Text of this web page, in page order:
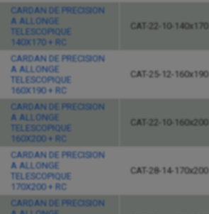
CARDAN DE PRECISION
A ALLONGE
TELESCOPIQUE
140X170 + RC
CAT-22-10-140x170
CARDAN DE PRECISION
A ALLONGE
TELESCOPIQUE
160X190 + RC
CAT-25-12-160x190
CARDAN DE PRECISION
A ALLONGE
TELESCOPIQUE
160X200 + RC
CAT-22-10-160x200
CARDAN DE PRECISION
A ALLONGE
TELESCOPIQUE
170X200 + RC
CAT-28-14-170x200
CARDAN DE PRECISION